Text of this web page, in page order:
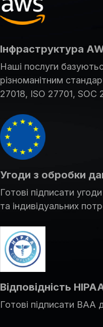
Інфраструктура
Наші послуги
різноманітним
27018, ISO 27701, SOC
Угоди з обробки
Готові підписати
та індивідуальних
Відповідність
Готові підписати BAA